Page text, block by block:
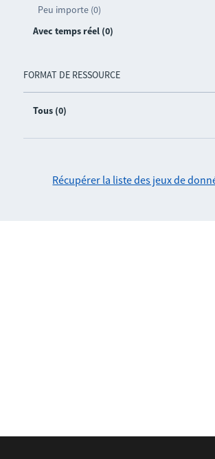
Peu importe (0)
Avec temps réel (0)
FORMAT DE RESSOURCE
Tous (0)
Récupérer la liste des jeux de